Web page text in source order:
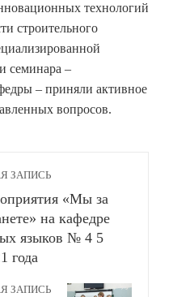
технологий
строительного
семинара –
– приняли активное
вопросов.
ЗАПИСЬ
«Мы за
на кафедре
языков № 4 5
года
ЗАПИСЬ